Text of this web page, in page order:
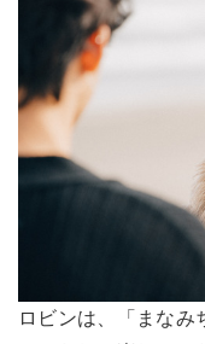
ロビンは、「まなみ